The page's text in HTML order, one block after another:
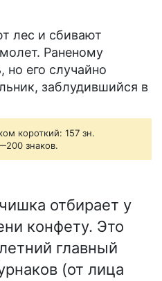
лес и сбивают
Раненому
но его случайно
заблудившийся в
короткий: 157 зн.
знаков.
отбирает у
конфету. Это
главный
(от лица